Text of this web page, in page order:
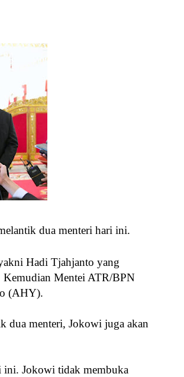
dua menteri hari ini.
Hadi Tjahjanto yang
Kemudian Mentei ATR/BPN
(AHY).
dua menteri, Jokowi juga akan
ini. Jokowi tidak membuka